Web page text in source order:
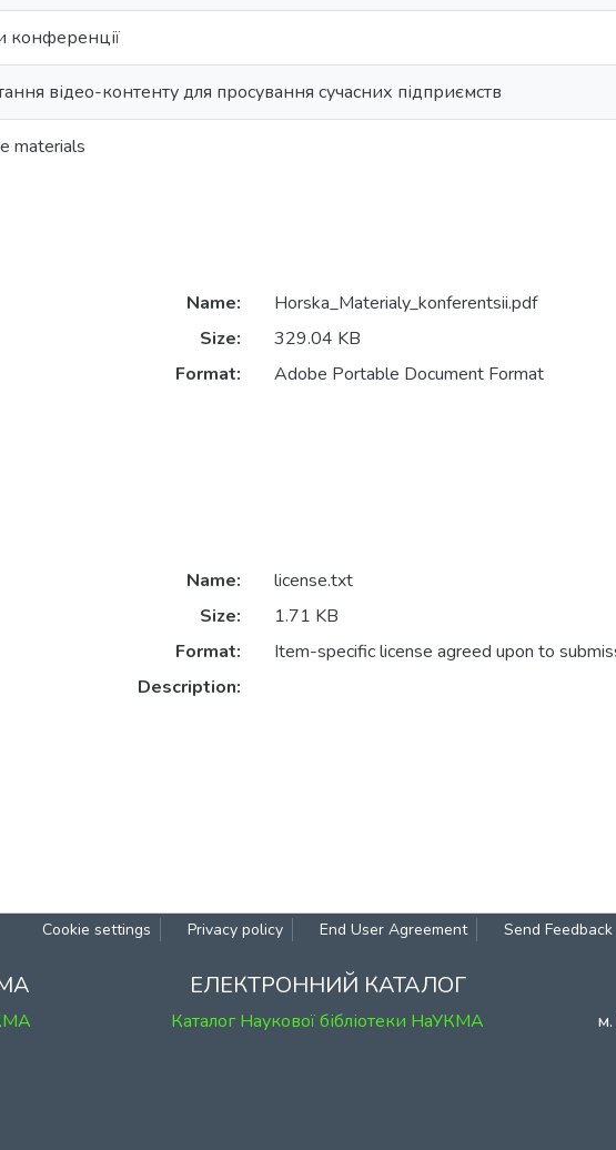
конференції
відео-контенту для просування сучасних підприємств
materials
Name:
Horska_Materialy_konferentsii.pdf
Size:
329.04 KB
Format:
Adobe Portable Document Format
Name:
license.txt
Size:
1.71 KB
Format:
Item-specific license agreed upon to
Description:
Cookie settings Privacy policy End User Agreement Send Feedback
ЕЛЕКТРОННИЙ КАТАЛОГ
Каталог Наукової бібліотеки НаУКМА